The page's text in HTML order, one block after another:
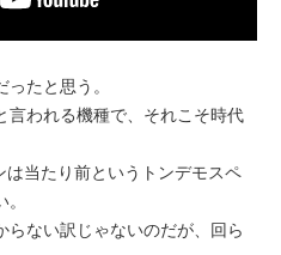
たと思う。
言われる機種で、それこそ時代
当たり前というトンデモスペ
ない訳じゃないのだが、回ら